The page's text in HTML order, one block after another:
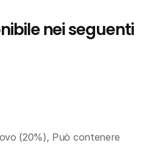
nei seguenti
(20%), Può contenere